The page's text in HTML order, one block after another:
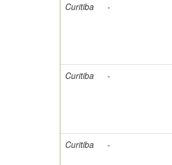
Curitiba -
Curitiba -
Curitiba
-